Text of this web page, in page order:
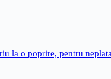
la o poprire, pentru